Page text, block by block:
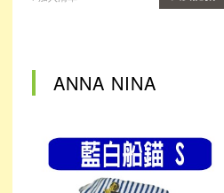
ANNA NINA